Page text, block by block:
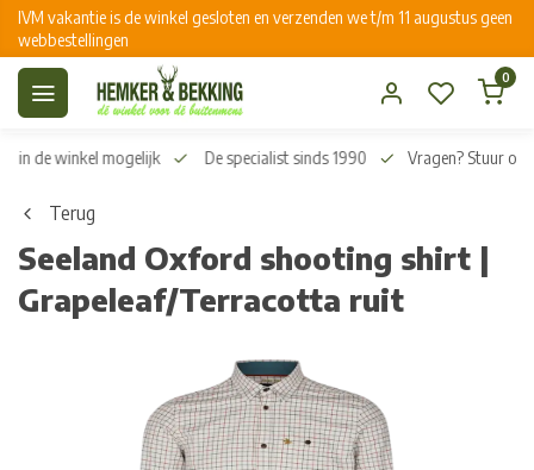
IVM vakantie is de winkel gesloten en verzenden we t/m 11 augustus geen
webbestellingen
0
in de winkel mogelijk De specialist sinds 1990 Vragen? Stuur
Terug
Seeland Oxford shooting shirt |
Grapeleaf/Terracotta ruit